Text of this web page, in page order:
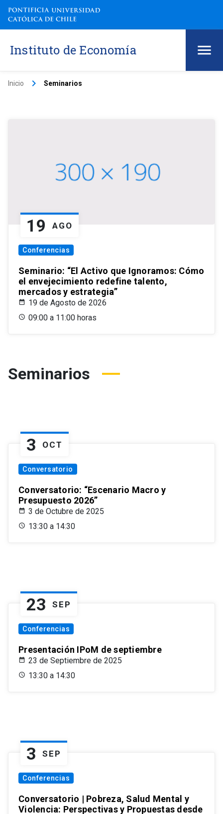
Instituto de Economía
Inicio keyboard_arrow_right Seminarios
19 AGO
Conferencias
Seminario: “El Activo que Ignoramos: Cómo
el envejecimiento redefine talento,
mercados y estrategia”
19 de Agosto de 2026
09:00 a 11:00 horas
Seminarios
3 OCT
Conversatorio
Conversatorio: “Escenario Macro y
Presupuesto 2026”
3 de Octubre de 2025
13:30 a 14:30
23 SEP
Conferencias
Presentación IPoM de septiembre
23 de Septiembre de 2025
13:30 a 14:30
3 SEP
Conferencias
Conversatorio | Pobreza, Salud Mental y
Violencia: Perspectivas y Propuestas desde